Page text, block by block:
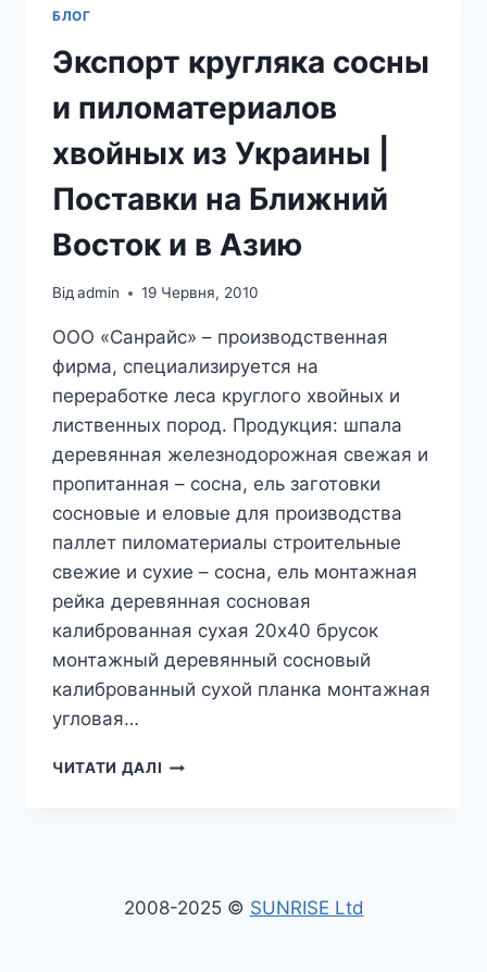
БЛОГ
Экспорт кругляка сосны
и пиломатериалов
хвойных из Украины |
Поставки на Ближний
Восток и в Азию
Відadmin 19 Червня, 2010
ООО «Санрайс» – производственная
фирма, специализируется на
переработке леса круглого хвойных и
лиственных пород. Продукция: шпала
деревянная железнодорожная свежая и
пропитанная – сосна, ель заготовки
сосновые и еловые для производства
паллет пиломатериалы строительные
свежие и сухие – сосна, ель монтажная
рейка деревянная сосновая
калиброванная сухая 20х40 брусок
монтажный деревянный сосновый
калиброванный сухой планка монтажная
угловая…
ЧИТАТИ ДАЛІ ЭКСПОРТ
ИЗ
2008-2025 © SUNRISE Ltd